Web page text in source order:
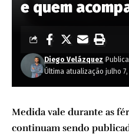
e quem
Última atualização julho 7,
Diego Velázquez
Medida vale durante as
continuam sendo